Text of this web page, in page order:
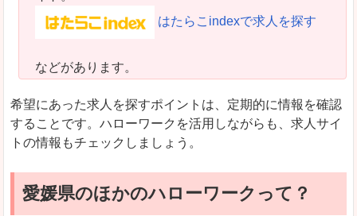
はたらこindexで求人を探す
などがあります。
希望にあった求人を探すポイントは、定期的に情報を確認
することです。ハローワークを活用しながらも、求人サイ
トの情報もチェックしましょう。
愛媛県のほかのハローワークって？